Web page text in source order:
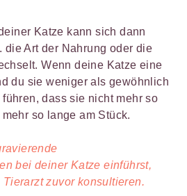
Katze kann sich dann
Art der Nahrung oder die
Wenn deine Katze eine
du sie weniger als gewöhnlich
dass sie nicht mehr so
so lange am Stück.
bei deiner Katze einführst,
zuvor konsultieren.